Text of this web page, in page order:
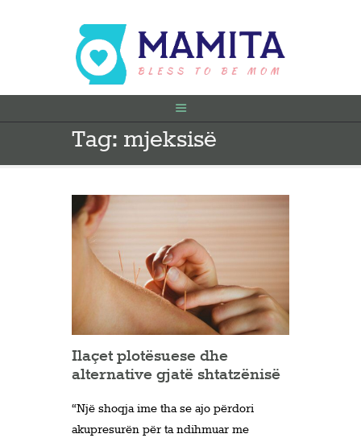
Tag: mjeksisë
FILLIMI
PARA SHTATËZANIE
VITI I PARË
KONTAKT
Ilaçet plotësuese dhe
alternative gjatë shtatzënisë
“Një shoqja ime tha se ajo përdori
akupresurën për ta ndihmuar me